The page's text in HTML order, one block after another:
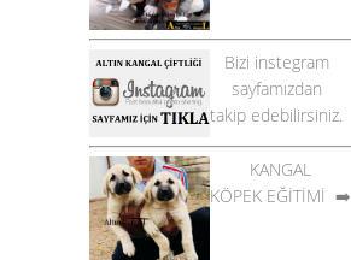
Bizi instegram
sayfamızdan
takip edebilirsiniz.
KANGAL
KÖPEK EĞİTİMİ ➡️